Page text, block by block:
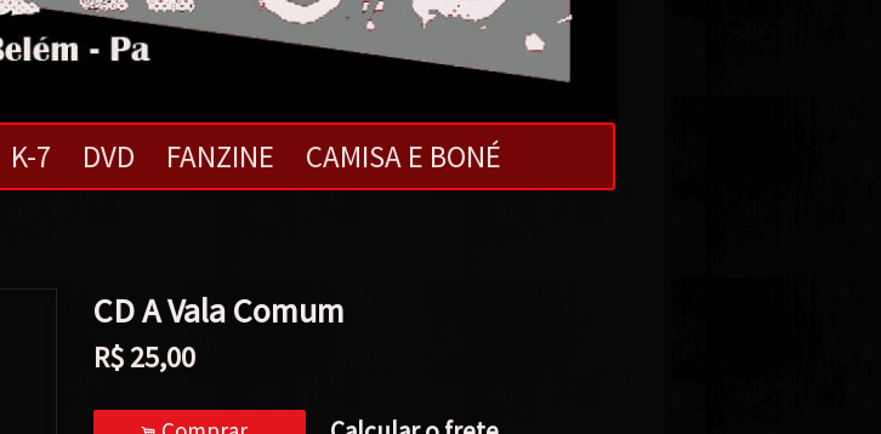
K-7 DVD FANZINE CAMISA E BONÉ
CD A Vala Comum
R$25,00